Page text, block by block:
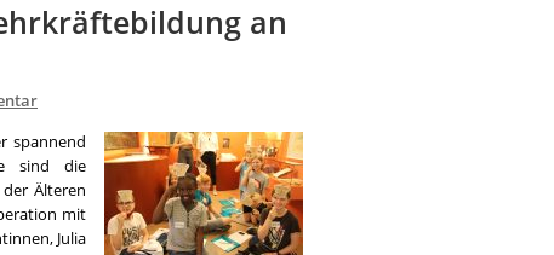
an
spannend
sind die
Älteren
mit
Julia